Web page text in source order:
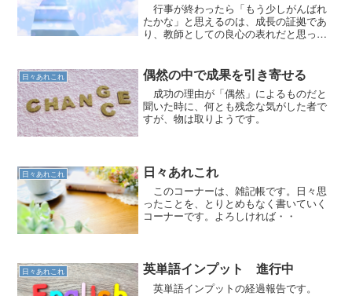
行事が終わったら「もう少しがんばれ
たかな」と思えるのは、成長の証拠であ
り、教師としての良心の表れだと思って
日々あれこれ 偶然の中で成果を引き寄せる
成功の理由が「偶然」によるものだと
聞いた時に、何とも残念な気がした者で
すが、物は取りようです。
日々あれこれ 日々あれこれ
このコーナーは、雑記帳です。日々思
ったことを、とりとめもなく書いていく
コーナーです。よろしければ・・
日々あれこれ 英単語インプット 進行中
英単語インプットの経過報告です。